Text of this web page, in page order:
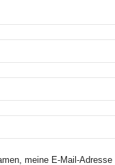
meine E-Mail-